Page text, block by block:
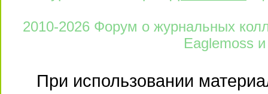
2010-2026 Форум о журнальных
Eaglemoss и
При использовании